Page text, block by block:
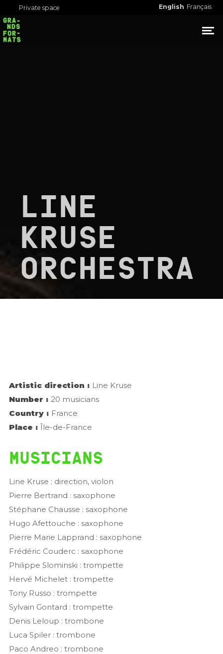
Private space Français
English
LINE
KRUSE
ORCHESTRA
Artistic direction : Line Kruse
Number : 20 musicians
Country : France
Place : Île-de-France
Musicians
Line Kruse : direction, violon
Pierre Bertrand : saxophone
Stéphane Chausse : saxophone
Hugo Afettouche : saxophone
Pierre Marie Lapprand : saxophone
Frédéric Couderc : saxophone
Philippe Slominski : trompette
Hervé Michelet : trompette
Tony Russo : trompette
Sylvain Gontard : trompette
Denis Leloup : trombone
Luca Spiler : trombone
Paco Andreo : trombone